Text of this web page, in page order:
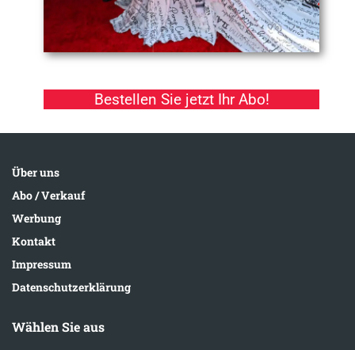
Bestellen Sie jetzt Ihr Abo!
Über uns
Abo / Verkauf
Werbung
Kontakt
Impressum
Datenschutzerklärung
Wählen Sie aus